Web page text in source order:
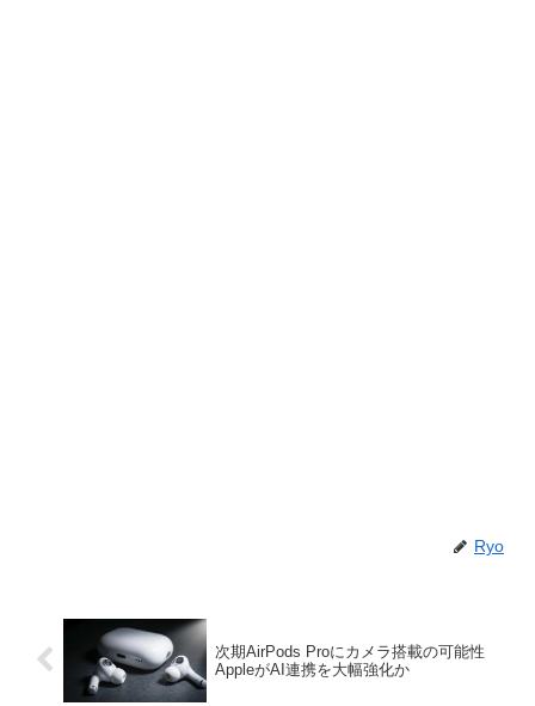
Ryo
次期AirPods Proにカメラ搭載の可能性
AppleがAI連携を大幅強化か